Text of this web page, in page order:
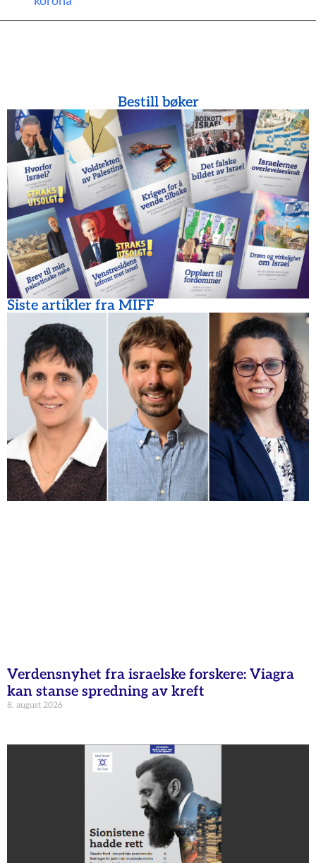
Bestill bøker
Siste artikler fra MIFF
Verdensnyhet fra israelske forskere: Viagra
kan stanse spredning av kreft
8. august 2026